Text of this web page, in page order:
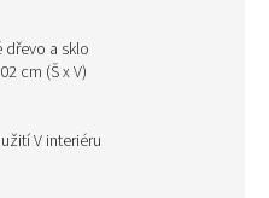
dřevo a sklo
cm (Š x V)
V interiéru